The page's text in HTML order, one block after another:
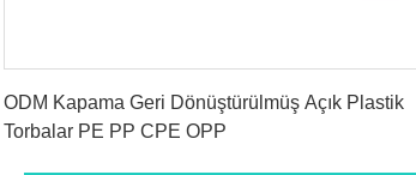
ODM Kapama Geri Dönüştürülmüş Açık Plastik
Torbalar PE PP CPE OPP